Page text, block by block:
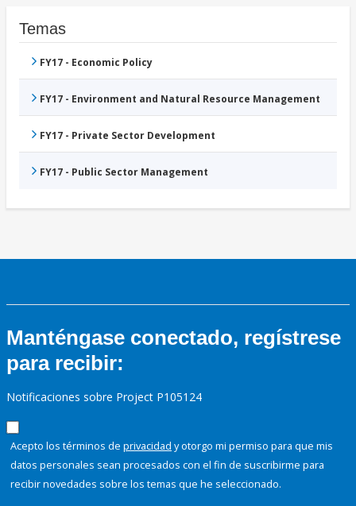
Temas
FY17 - Economic Policy
FY17 - Environment and Natural Resource Management
FY17 - Private Sector Development
FY17 - Public Sector Management
Manténgase conectado, regístrese
para recibir:
Notificaciones sobre Project P105124
Acepto los términos de privacidad y otorgo mi permiso para que mis
datos personales sean procesados con el fin de suscribirme para
recibir novedades sobre los temas que he seleccionado.